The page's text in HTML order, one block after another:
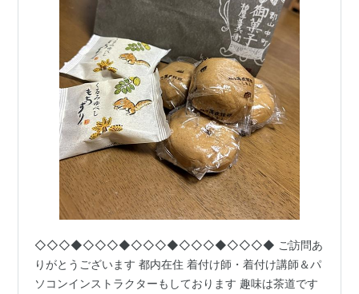
◇◇◇◆◇◇◇◆◇◇◇◆◇◇◇◆◇◇◇◆ ご訪問あ
りがとうございます 都内在住 着付け師・着付け講師＆パ
ソコンインストラクターもしております 趣味は茶道です